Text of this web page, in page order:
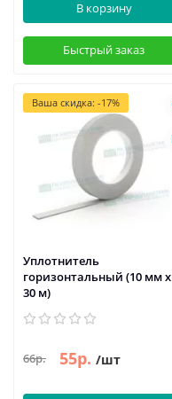
В корзину
Быстрый заказ
Ваша скидка: -17%
Уплотнитель
горизонтальный (10 мм х
30 м)
66р. 55р. /шт